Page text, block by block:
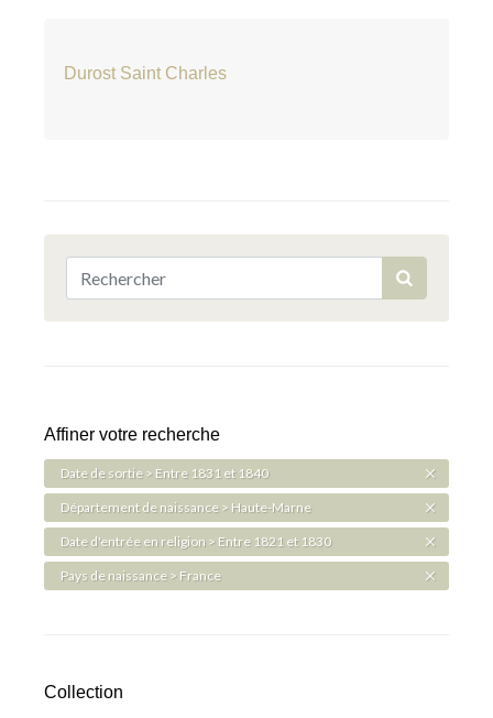
Durost Saint Charles
Affiner votre recherche
Date de sortie > Entre 1831 et 1840
Département de naissance > Haute-Marne
Date d'entrée en religion > Entre 1821 et 1830
Pays de naissance > France
Collection